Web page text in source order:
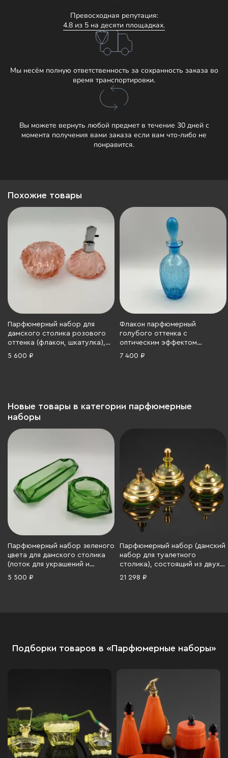
Превосходная репутация:
4.8 из 5 на десяти площадках.
Мы несём полную ответственность за сохранность заказа во
время транспортировки.
Вы можете вернуть любой предмет в течение 30 дней с
момента получения вами заказа если вам что-либо не
понравится.
Похожие товары
Парфюмерный набор для
дамского столика розового
оттенка (флакон, шкатулка),
цветное стекло, металл,
5 600 ₽
Флакон парфюмерный
голубого оттенка с
оптическим эффектом
растрескивания, стекло,
7 400 ₽
Новые товары в категории парфюмерные
наборы
Парфюмерный набор зеленого
цвета для дамского столика
(лоток для украшений и
шкатулка), стекло, гранение,
5 500 ₽
Парфюмерный набор (дамский
набор для туалетного
столика), состоящий из двух
флаконов для духов и
21 298 ₽
Подборки товаров в «Парфюмерные наборы»